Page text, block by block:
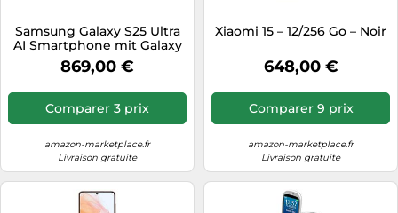
Tondeuses cheveux & barbe
Téléphonie
Téléviseurs
Télévision & vidéo
Électroménager
Samsung Galaxy S25 Ultra
AI Smartphone mit Galaxy
AI, Ohne Vertrag, Handy
mit Android, 12 GB RAM, 25
869,00 €
Comparer 3 prix
amazon-marketplace.fr
Livraison gratuite
Xiaomi 15 – 12/256 Go – Noir
648,00 €
Comparer 9 prix
amazon-marketplace.fr
Livraison gratuite